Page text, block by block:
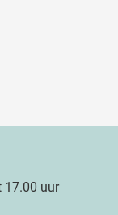
17.00 uur